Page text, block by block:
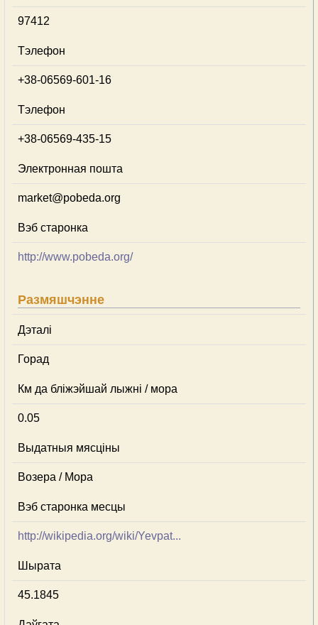
97412
Тэлефон
+38-06569-601-16
Тэлефон
+38-06569-435-15
Электронная пошта
market@pobeda.org
Вэб старонка
http://www.pobeda.org/
Размяшчэнне
Дэталі
Горад
Км да бліжэйшай лыжні / мора
0.05
Выдатныя мясціны
Возера / Мора
Вэб старонка месцы
http://wikipedia.org/wiki/Yevpat...
Шырата
45.1845